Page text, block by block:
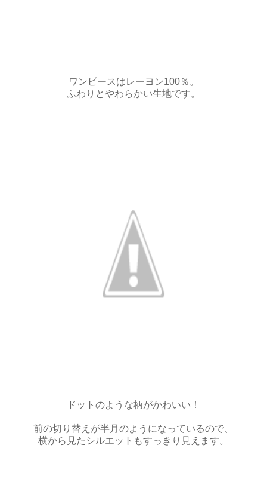
ワンピースはレーヨン100％。
ふわりとやわらかい生地です。
ドットのような柄がかわいい！
前の切り替えが半月のようになっているので、
横から見たシルエットもすっきり見えます。